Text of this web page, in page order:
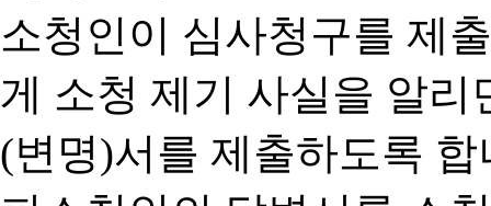
소청인이 심사청구를 제
게 소청 제기 사실을 알
(변명)서를 제출하도록 합